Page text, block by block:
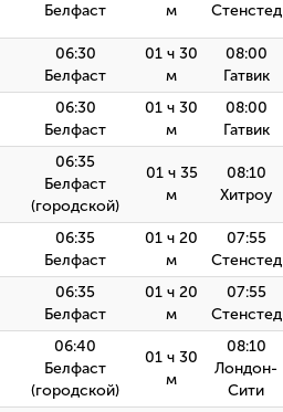
Белфаст
м
Стенстед
06:30
Белфаст
01 ч 30
м
08:00
Гатвик
06:30
Белфаст
01 ч 30
м
08:00
Гатвик
06:35
Белфаст
(городской)
01 ч 35
м
08:10
Хитроу
06:35
Белфаст
01 ч 20
м
07:55
Стенстед
06:35
Белфаст
01 ч 20
м
07:55
Стенстед
06:40
Белфаст
(городской)
01 ч 30
м
08:10
Лондон-
Сити